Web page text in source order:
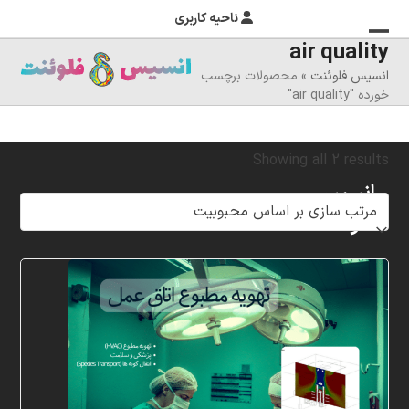
ناحیه کاربری
منوی
موبایل
را
تغییر
دهید
بستن
منوی
موبایل
air quality
انسیس فلوئنت » محصولات برچسب
خورده "air quality"
Showing all 2 results
by
popularity
انسیس
فلوئنت
خلاق
پردازشگران
متخصص
در
زمینه